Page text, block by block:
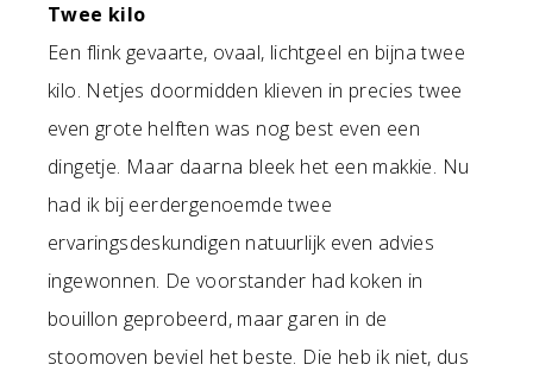
Twee kilo
Een flink gevaarte, ovaal, lichtgeel en bijna twee
kilo. Netjes doormidden klieven in precies twee
even grote helften was nog best even een
dingetje. Maar daarna bleek het een makkie. Nu
had ik bij eerdergenoemde twee
ervaringsdeskundigen natuurlijk even advies
ingewonnen. De voorstander had koken in
bouillon geprobeerd, maar garen in de
stoomoven beviel het beste. Die heb ik niet, dus